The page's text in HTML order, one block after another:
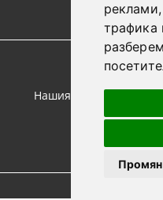
трафика
Нашият онлайн